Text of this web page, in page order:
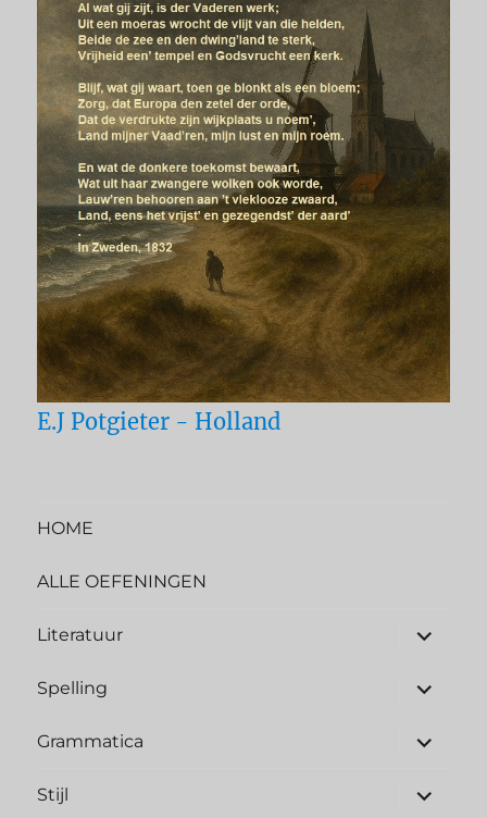
E.J Potgieter - Holland
HOME
ALLE OEFENINGEN
Literatuur
Spelling
Grammatica
Stijl